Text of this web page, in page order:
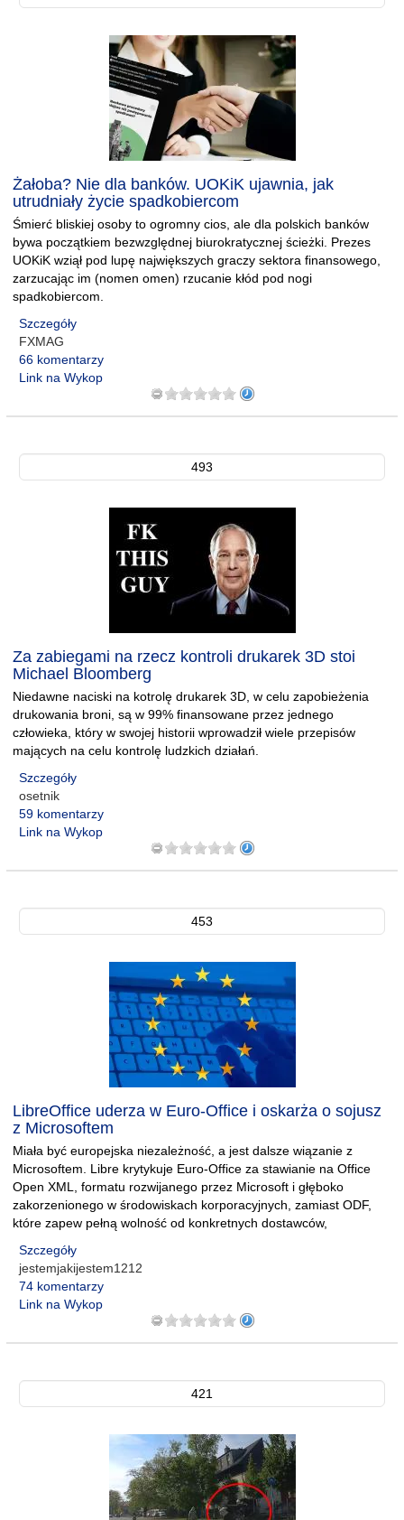
Żałoba? Nie dla banków. UOKiK ujawnia, jak
utrudniały życie spadkobiercom
Śmierć bliskiej osoby to ogromny cios, ale dla polskich banków
bywa początkiem bezwzględnej biurokratycznej ścieżki. Prezes
UOKiK wziął pod lupę największych graczy sektora finansowego,
zarzucając im (nomen omen) rzucanie kłód pod nogi
spadkobiercom.
Szczegóły
FXMAG
66 komentarzy
Link na Wykop
493
Za zabiegami na rzecz kontroli drukarek 3D stoi
Michael Bloomberg
Niedawne naciski na kotrolę drukarek 3D, w celu zapobieżenia
drukowania broni, są w 99% finansowane przez jednego
człowieka, który w swojej historii wprowadził wiele przepisów
mających na celu kontrolę ludzkich działań.
Szczegóły
osetnik
59 komentarzy
Link na Wykop
453
LibreOffice uderza w Euro-Office i oskarża o sojusz
z Microsoftem
Miała być europejska niezależność, a jest dalsze wiązanie z
Microsoftem. Libre krytykuje Euro-Office za stawianie na Office
Open XML, formatu rozwijanego przez Microsoft i głęboko
zakorzenionego w środowiskach korporacyjnych, zamiast ODF,
które zapew pełną wolność od konkretnych dostawców,
Szczegóły
jestemjakijestem1212
74 komentarzy
Link na Wykop
421